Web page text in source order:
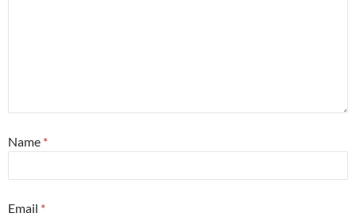
Name *
Email *